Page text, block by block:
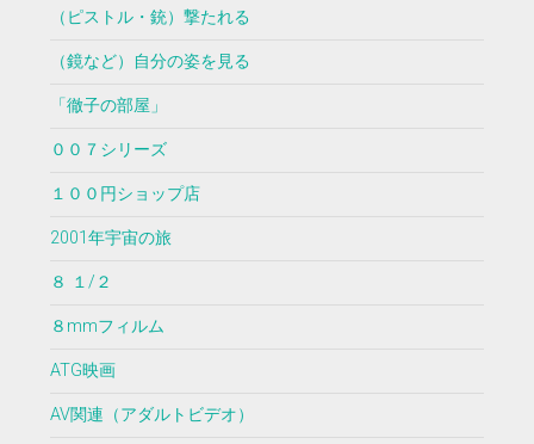
（ピストル・銃）撃たれる
（鏡など）自分の姿を見る
「徹子の部屋」
００７シリーズ
１００円ショップ店
2001年宇宙の旅
８ １/２
８mmフィルム
ATG映画
AV関連（アダルトビデオ）